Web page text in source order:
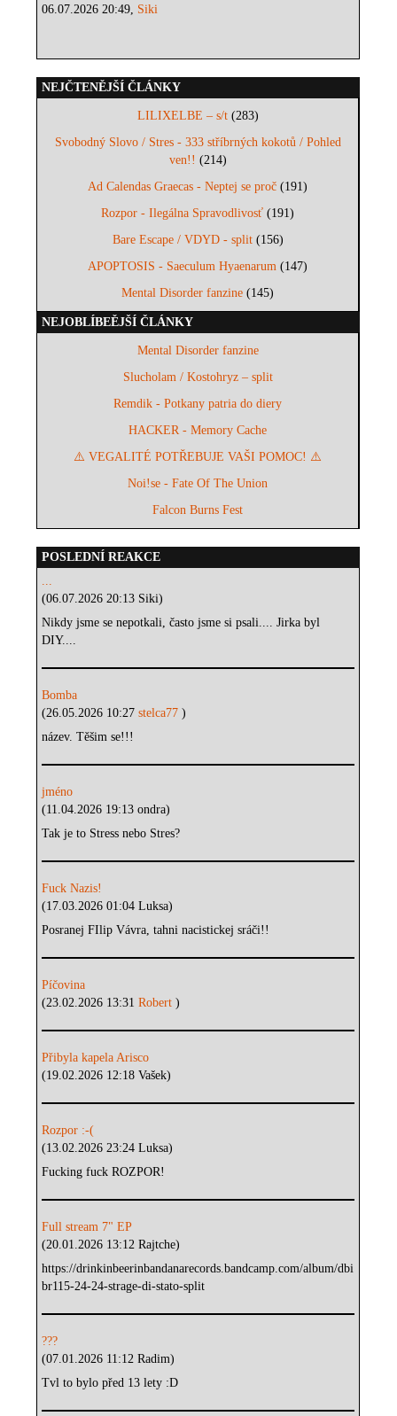
06.07.2026 20:49, Siki
NEJČTENĚJŠÍ ČLÁNKY
LILIXELBE – s/t(283)
Svobodný Slovo / Stres - 333 stříbrných kokotů / Pohled
ven!! (214)
Ad Calendas Graecas - Neptej se proč (191)
Rozpor - Ilegálna Spravodlivosť (191)
Bare Escape / VDYD - split(156)
APOPTOSIS - Saeculum Hyaenarum (147)
Mental Disorder fanzine (145)
NEJOBLÍBEĚJŠÍ ČLÁNKY
Mental Disorder fanzine
Slucholam / Kostohryz – split
Remdik - Potkany patria do diery
HACKER - Memory Cache
⚠️ VEGALITÉ POTŘEBUJE VAŠI POMOC! ⚠️
Noi!se - Fate Of The Union
Falcon Burns Fest
POSLEDNÍ REAKCE
...
(06.07.2026 20:13 Siki)
Nikdy jsme se nepotkali, často jsme si psali.... Jirka byl
DIY....
Bomba
(26.05.2026 10:27stelca77)
název. Těšim se!!!
jméno
(11.04.2026 19:13 ondra)
Tak je to Stress nebo Stres?
Fuck Nazis!
(17.03.2026 01:04 Luksa)
Posranej FIlip Vávra, tahni nacistickej sráči!!
Píčovina
(23.02.2026 13:31Robert)
Přibyla kapela Arisco
(19.02.2026 12:18 Vašek)
Rozpor :-(
(13.02.2026 23:24 Luksa)
Fucking fuck ROZPOR!
Full stream 7" EP
(20.01.2026 13:12 Rajtche)
https://drinkinbeerinbandanarecords.bandcamp.com/album/dbi
br115-24-24-strage-di-stato-split
???
(07.01.2026 11:12 Radim)
Tvl to bylo před 13 lety :D